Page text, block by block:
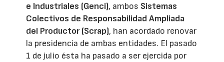
e Industriales (Genci), ambos Sistemas
Colectivos de Responsabilidad Ampliada
del Productor (Scrap), han acordado renovar
la presidencia de ambas entidades. El pasado
1 de julio ésta ha pasado a ser ejercida por